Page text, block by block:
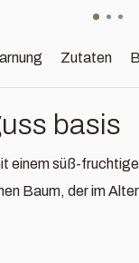
Zutaten
basis
einem süß-
Baum, der im